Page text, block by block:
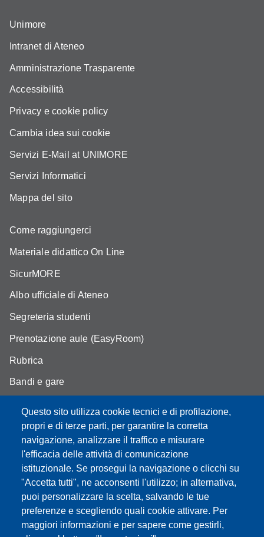
Questo sito utilizza cookie tecnici e di profilazione,
propri e di terze parti, per garantire la corretta
navigazione, analizzare il traffico e misurare
l'efficacia delle attività di comunicazione
istituzionale. Se prosegui la navigazione o clicchi su
"Accetta tutti", ne acconsenti l'utilizzo; in alternativa,
puoi personalizzare la scelta, salvando le tue
preferenze e scegliendo quali cookie attivare. Per
maggiori informazioni e per sapere come gestirli,
Unimore
Intranet di Ateneo
Amministrazione Trasparente
Accessibilità
Privacy e cookie policy
Cambia idea sui cookie
Servizi E-Mail at UNIMORE
Servizi Informatici
Mappa del sito
Come raggiungerci
Materiale didattico On Line
SicurMORE
Albo ufficiale di Ateneo
Segreteria studenti
Prenotazione aule (EasyRoom)
Rubrica
Bandi e gare
Partita IVA: 00427620364
Dipartimento di Scienze della Vita
Sede di Modena: Via Campi 287 - 41125 Modena
Tel. 059 2055140 - 059 2055144 - 059 2058527
Sede di Reggio Emilia: Via Amendola 2 (Padiglione Besta) -